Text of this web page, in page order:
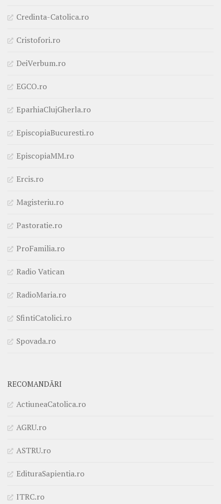
Credinta-Catolica.ro
Cristofori.ro
DeiVerbum.ro
EGCO.ro
EparhiaClujGherla.ro
EpiscopiaBucuresti.ro
EpiscopiaMM.ro
Ercis.ro
Magisteriu.ro
Pastoratie.ro
ProFamilia.ro
Radio Vatican
RadioMaria.ro
SfintiCatolici.ro
Spovada.ro
RECOMANDĂRI
ActiuneaCatolica.ro
AGRU.ro
ASTRU.ro
EdituraSapientia.ro
ITRC.ro